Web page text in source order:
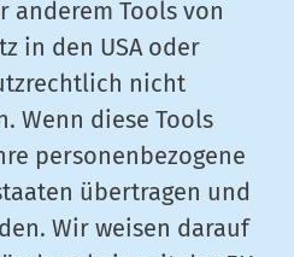
anderem Tools von
in den USA oder
nicht
Wenn diese Tools
personenbezogene
übertragen und
Wir weisen darauf